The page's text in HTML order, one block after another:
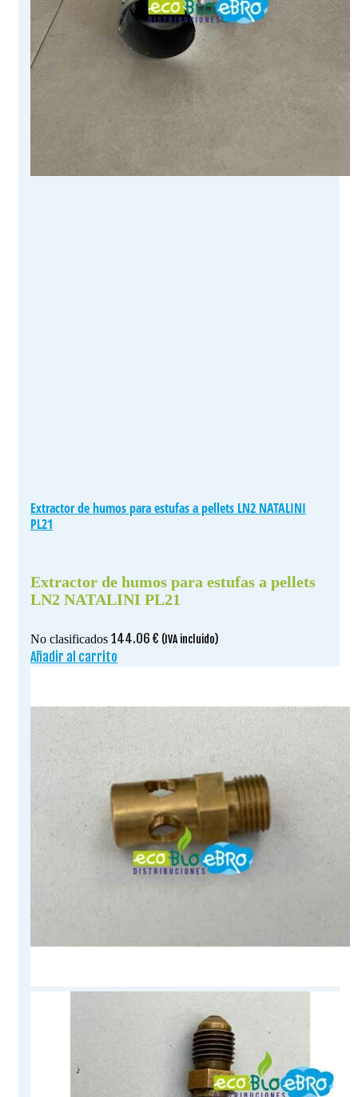
Extractor de humos para estufas a pellets LN2 NATALINI
PL21
Extractor de humos para estufas a pellets
LN2 NATALINI PL21
No clasificados 144.06 € (IVA incluido)
Añadir al carrito